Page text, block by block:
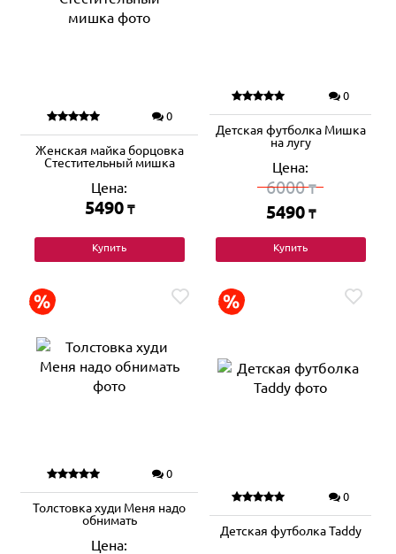
0
Женская майка борцовка
Стестительный мишка
Цена:
5490 ₸
Купить
0
Детская футболка Мишка
на лугу
Цена:
6000₸
5490 ₸
Купить
0
Толстовка худи Меня надо
обнимать
Цена:
0
Детская футболка Taddy